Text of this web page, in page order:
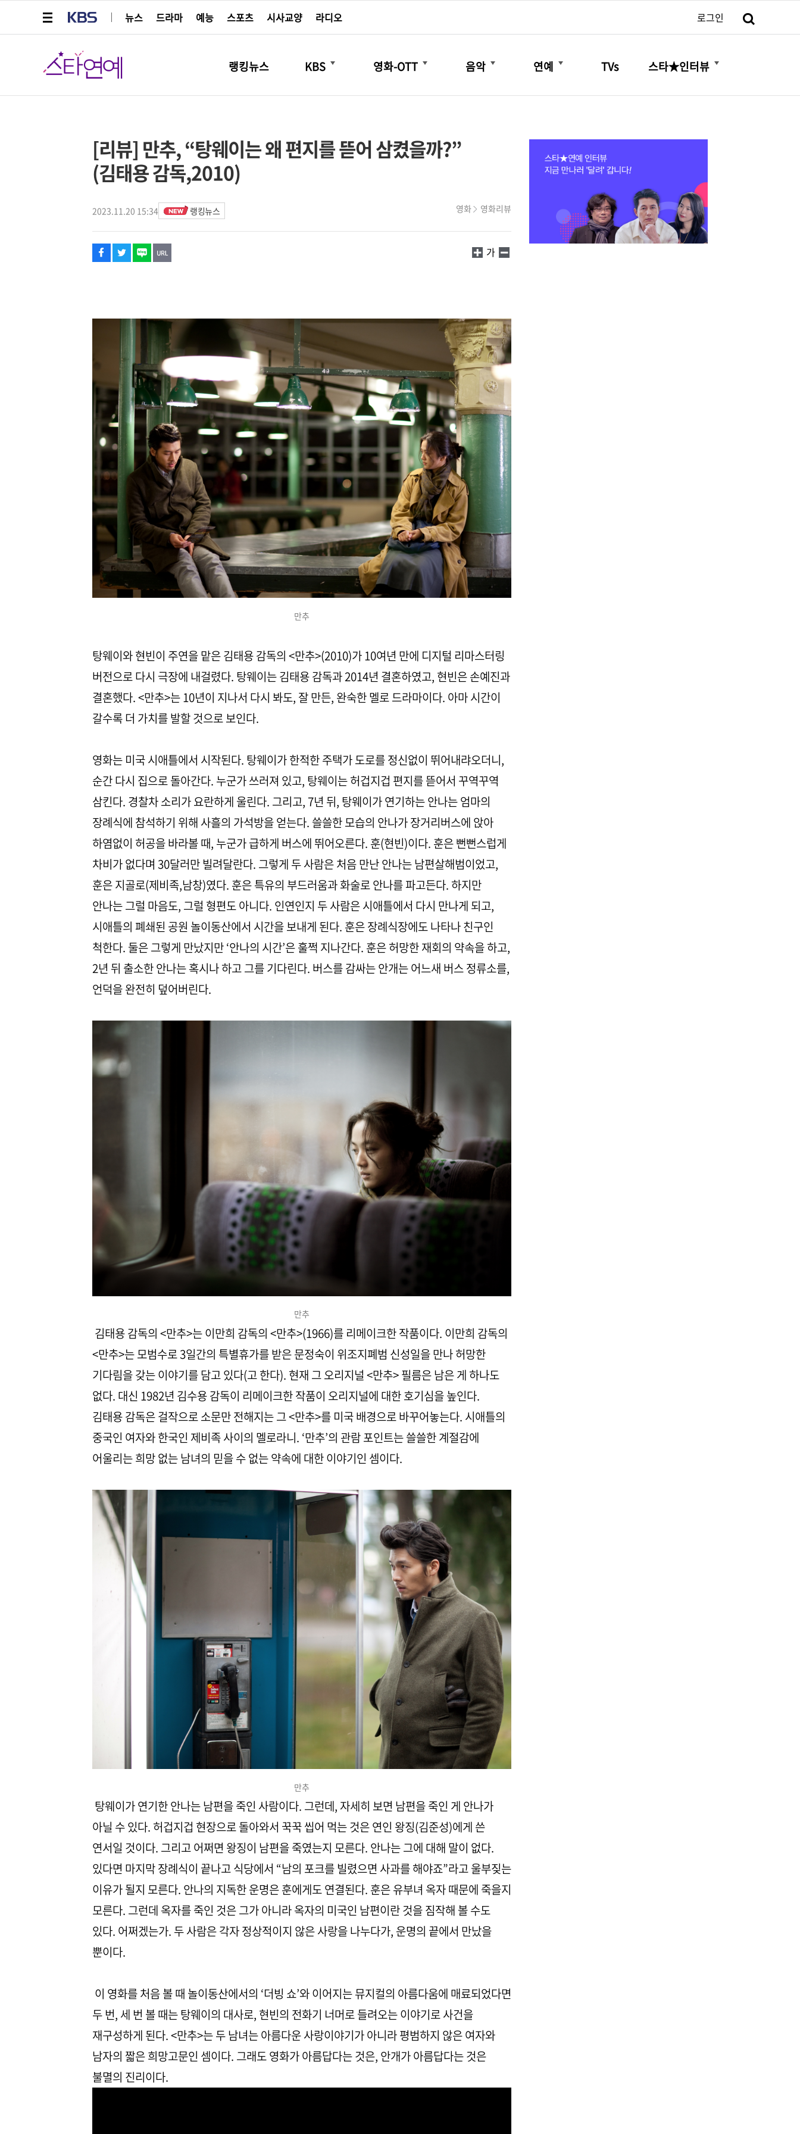
뉴스
드라마 예능 스포츠 시사교양 라디오 로그인
스타연예
랭킹뉴스 KBS
더보기
영화-OTT
더보기
음악
더보기
연예
더보기
TVs 스타★인터뷰
더보기
[리뷰] 만추, “탕웨이는 왜 편지를 뜯어 삼켰을까?”
(김태용 감독,2010)
2023.11.20 15:34 랭킹뉴스 영화 영화리뷰
페이스북
트위터
네이버
URL복사
글씨 작게보기
가
글씨 크게보기
만추
탕웨이와 현빈이 주연을 맡은 김태용 감독의 <만추>(2010)가 10여년 만에 디지털 리마스터링
버전으로 다시 극장에 내걸렸다. 탕웨이는 김태용 감독과 2014년 결혼하였고, 현빈은 손예진과
결혼했다. <만추>는 10년이 지나서 다시 봐도, 잘 만든, 완숙한 멜로 드라마이다. 아마 시간이
갈수록 더 가치를 발할 것으로 보인다.
영화는 미국 시애틀에서 시작된다. 탕웨이가 한적한 주택가 도로를 정신없이 뛰어내랴오더니,
순간 다시 집으로 돌아간다. 누군가 쓰러져 있고, 탕웨이는 허겁지겁 편지를 뜯어서 꾸역꾸역
삼킨다. 경찰차 소리가 요란하게 울린다. 그리고, 7년 뒤, 탕웨이가 연기하는 안나는 엄마의
장례식에 참석하기 위해 사흘의 가석방을 얻는다. 쓸쓸한 모습의 안나가 장거리버스에 앉아
하염없이 허공을 바라볼 때, 누군가 급하게 버스에 뛰어오른다. 훈(현빈)이다. 훈은 뻔뻔스럽게
차비가 없다며 30달러만 빌려달란다. 그렇게 두 사람은 처음 만난 안나는 남편살해범이었고,
훈은 지골로(제비족,남창)였다. 훈은 특유의 부드러움과 화술로 안나를 파고든다. 하지만
안나는 그럴 마음도, 그럴 형편도 아니다. 인연인지 두 사람은 시애틀에서 다시 만나게 되고,
시애틀의 폐쇄된 공원 놀이동산에서 시간을 보내게 된다. 훈은 장례식장에도 나타나 친구인
척한다. 둘은 그렇게 만났지만 ‘안나의 시간’은 훌쩍 지나간다. 훈은 허망한 재회의 약속을 하고,
2년 뒤 출소한 안나는 혹시나 하고 그를 기다린다. 버스를 감싸는 안개는 어느새 버스 정류소를,
언덕을 완전히 덮어버린다.
만추
김태용 감독의 <만추>는 이만희 감독의 <만추>(1966)를 리메이크한 작품이다. 이만희 감독의
<만추>는 모범수로 3일간의 특별휴가를 받은 문정숙이 위조지폐범 신성일을 만나 허망한
기다림을 갖는 이야기를 담고 있다(고 한다). 현재 그 오리지널 <만추> 필름은 남은 게 하나도
없다. 대신 1982년 김수용 감독이 리메이크한 작품이 오리지널에 대한 호기심을 높인다.
김태용 감독은 걸작으로 소문만 전해지는 그 <만추>를 미국 배경으로 바꾸어놓는다. 시애틀의
중국인 여자와 한국인 제비족 사이의 멜로라니. ‘만추’의 관람 포인트는 쓸쓸한 계절감에
어울리는 희망 없는 남녀의 믿을 수 없는 약속에 대한 이야기인 셈이다.
만추
탕웨이가 연기한 안나는 남편을 죽인 사람이다. 그런데, 자세히 보면 남편을 죽인 게 안나가
아닐 수 있다. 허겁지겁 현장으로 돌아와서 꾹꾹 씹어 먹는 것은 연인 왕징(김준성)에게 쓴
연서일 것이다. 그리고 어쩌면 왕징이 남편을 죽였는지 모른다. 안나는 그에 대해 말이 없다.
있다면 마지막 장례식이 끝나고 식당에서 “남의 포크를 빌렸으면 사과를 해야죠”라고 울부짖는
이유가 될지 모른다. 안나의 지독한 운명은 훈에게도 연결된다. 훈은 유부녀 옥자 때문에 죽을지
모른다. 그런데 옥자를 죽인 것은 그가 아니라 옥자의 미국인 남편이란 것을 짐작해 볼 수도
있다. 어쩌겠는가. 두 사람은 각자 정상적이지 않은 사랑을 나누다가, 운명의 끝에서 만났을
뿐이다.
이 영화를 처음 볼 때 놀이동산에서의 ‘더빙 쇼’와 이어지는 뮤지컬의 아름다움에 매료되었다면
두 번, 세 번 볼 때는 탕웨이의 대사로, 현빈의 전화기 너머로 들려오는 이야기로 사건을
재구성하게 된다. <만추>는 두 남녀는 아름다운 사랑이야기가 아니라 평범하지 않은 여자와
남자의 짧은 희망고문인 셈이다. 그래도 영화가 아름답다는 것은, 안개가 아름답다는 것은
불멸의 진리이다.
해시태그
스타박스